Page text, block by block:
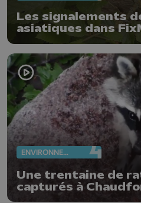
Les signalements
asiatiques dans
ENVIRONNEMENT
Une trentaine de
capturés à